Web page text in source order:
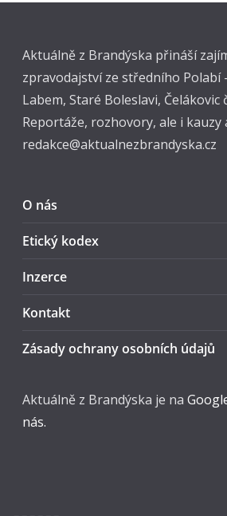
Aktuálně z Brandýska přináší
zpravodajství ze středního Polabí
Labem, Staré Boleslavi, Čelákovic
Reportáže, rozhovory, ale i
redakce@aktualnezbrandyska.cz
O nás
Etický kodex
Inzerce
Kontakt
Zásady ochrany osobních údajů
Aktuálně z Brandýska je na
nás.